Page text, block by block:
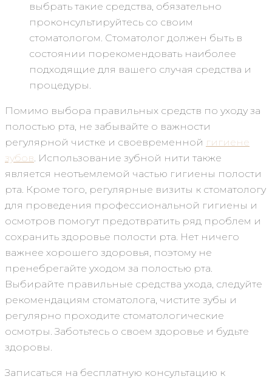
выбрать такие средства, обязательно
проконсультируйтесь со своим
стоматологом. Стоматолог должен быть в
состоянии порекомендовать наиболее
подходящие для вашего случая средства и
процедуры.
Помимо выбора правильных средств по уходу за
полостью рта, не забывайте о важности
регулярной чистке и своевременной гигиене
зубов. Использование зубной нити также
является неотъемлемой частью гигиены полости
рта. Кроме того, регулярные визиты к стоматологу
для проведения профессиональной гигиены и
осмотров помогут предотвратить ряд проблем и
сохранить здоровье полости рта. Нет ничего
важнее хорошего здоровья, поэтому не
пренебрегайте уходом за полостью рта.
Выбирайте правильные средства ухода, следуйте
рекомендациям стоматолога, чистите зубы и
регулярно проходите стоматологические
осмотры. Заботьтесь о своем здоровье и будьте
здоровы.
Записаться на бесплатную консультацию к